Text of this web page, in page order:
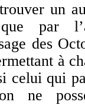
un autre
par
des
à
celui qui
ne